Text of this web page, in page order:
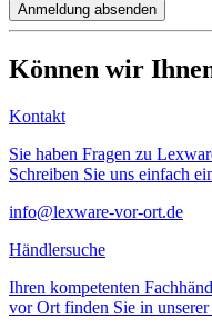
Anmeldung absenden
Können wir
Kontakt
Sie haben Fragen zu
Schreiben Sie uns einfach
info@lexware-vor-ort.de
Händlersuche
Ihren kompetenten
vor Ort finden Sie in unserer